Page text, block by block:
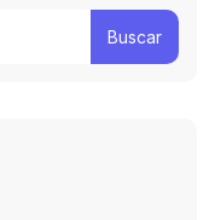
Buscar